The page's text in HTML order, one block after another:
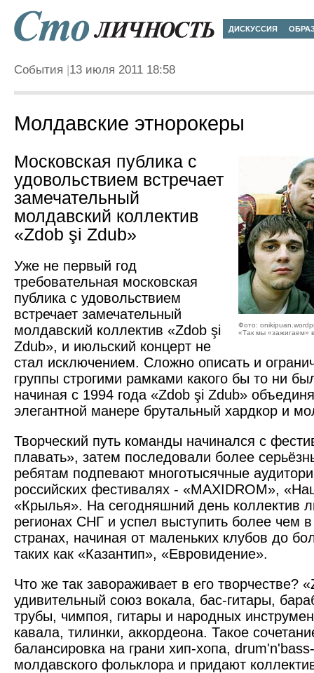
ДИСКУССИЯ
События 13 июля 2011 18:58
Молдавские этнорокеры
Фото:
«Так мы «зажигаем»
Московская публика с
удовольствием встречает
замечательный
молдавский коллектив
«Zdob şi Zdub»
Уже не первый год
требовательная московская
публика с удовольствием
встречает замечательный
молдавский коллектив «Zdob şi
Zdub», и июльский концерт не
стал исключением. Сложно описать и
группы строгими рамками какого бы то ни
начиная с 1994 года «Zdob şi Zdub»
элегантной манере брутальный хардкор и
Творческий путь команды начинался с
плавать», затем последовали более
ребятам подпевают многотысячные
российских фестивалях - «MAXIDROM»,
«Крылья». На сегодняшний день коллектив
регионах СНГ и успел выступить более чем
странах, начиная от маленьких клубов до
таких как «Казантип», «Евровидение».
Что же так завораживает в его творчестве?
удивительный союз вокала, бас-гитары,
трубы, чимпоя, гитары и народных
кавала, тилинки, аккордеона. Такое
балансировка на грани хип-хопа,
молдавского фольклора и придают